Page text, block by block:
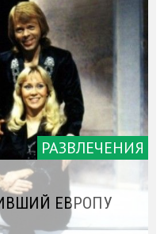
РАЗВЛЕЧЕНИЯ
ЕВРОПУ